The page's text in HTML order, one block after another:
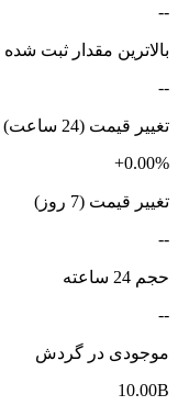
--
بالاترین مقدار ثبت شده
--
تغییر قیمت (24 ساعت)
+0.00%
تغییر قیمت (7 روز)
--
حجم 24 ساعته
--
موجودی در گردش
10.00B